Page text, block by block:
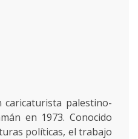
caricaturista palestino-
en 1973. Conocido
políticas, el trabajo